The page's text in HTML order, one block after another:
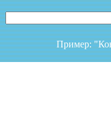
Пример: